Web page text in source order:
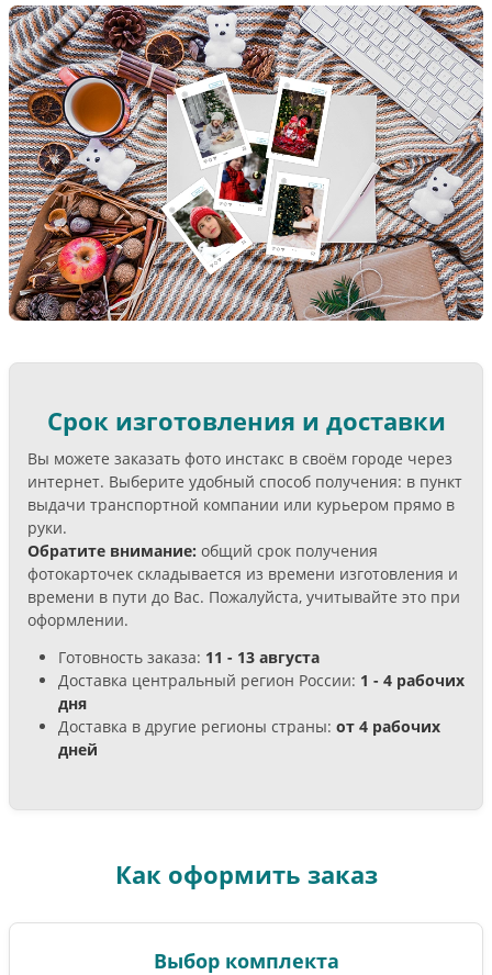
Срок изготовления и доставки
Вы можете заказать фото инстакс в своём городе через
интернет. Выберите удобный способ получения: в пункт
выдачи транспортной компании или курьером прямо в
руки.
Обратите внимание: общий срок получения
фотокарточек складывается из времени изготовления и
времени в пути до Вас. Пожалуйста, учитывайте это при
оформлении.
Готовность заказа: 11 - 13 августа
Доставка центральный регион России: 1 - 4 рабочих
дня
Доставка в другие регионы страны: от 4 рабочих
дней
Как оформить заказ
Выбор комплекта